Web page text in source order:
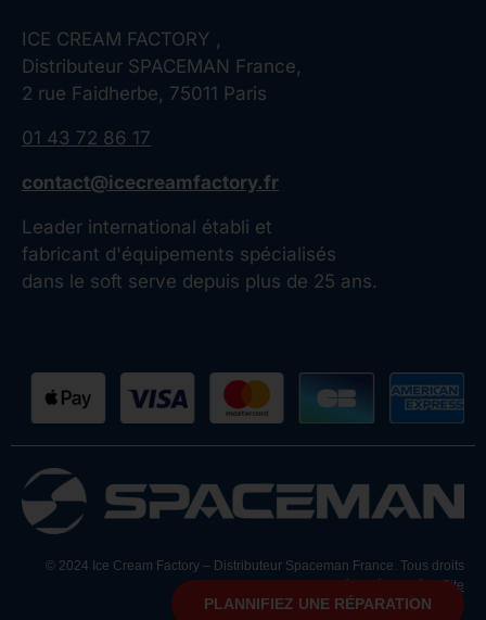
PLANNIFIEZ UNE RÉPARATION
ICE CREAM FACTORY ,
Distributeur SPACEMAN France,
2 rue Faidherbe, 75011 Paris
01 43 72 86 17
contact@icecreamfactory.fr
Leader international établi et
fabricant d'équipements spécialisés
dans le soft serve depuis plus de 25 ans.
© 2024 Ice Cream Factory – Distributeur Spaceman France. Tous droits
Crédit Site